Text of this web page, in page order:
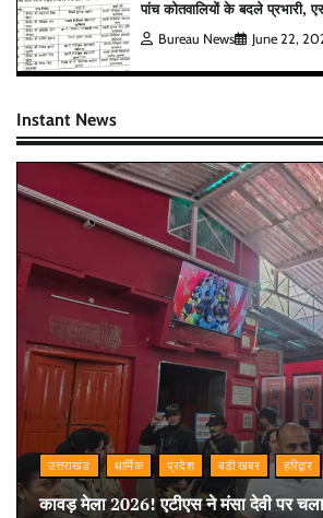
पांच कोतवालियों के बदले प्रभारी,
Bureau News June 22,
Instant News
उत्तराखंड धार्मिक प्रदेश बड़ी खबर हरिद्वार
कावड़ मेला 2026! एटीएस ने मंसा देवी पर